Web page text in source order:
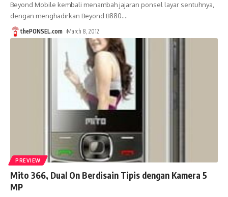
Beyond Mobile kembali menambah jajaran ponsel layar sentuhnya,
dengan menghadirkan Beyond B880.…
thePONSEL.com March 8, 2012
PREVIEW
Mito 366, Dual On Berdisain Tipis dengan Kamera 5
MP